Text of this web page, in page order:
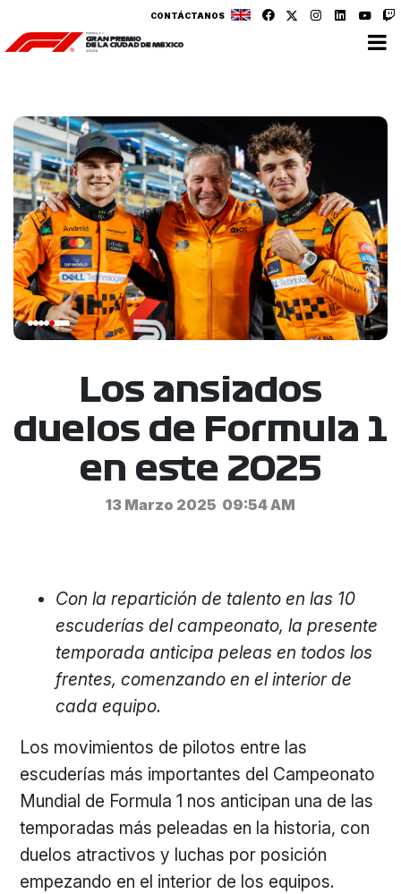
CONTÁCTANOS
Los ansiados
duelos de Formula 1
en este 2025
13 Marzo 2025 09:54 AM
Con la repartición de talento en las 10
escuderías del campeonato, la presente
temporada anticipa peleas en todos los
frentes, comenzando en el interior de
cada equipo.
Los movimientos de pilotos entre las
escuderías más importantes del Campeonato
Mundial de Formula 1 nos anticipan una de las
temporadas más peleadas en la historia, con
duelos atractivos y luchas por posición
empezando en el interior de los equipos.